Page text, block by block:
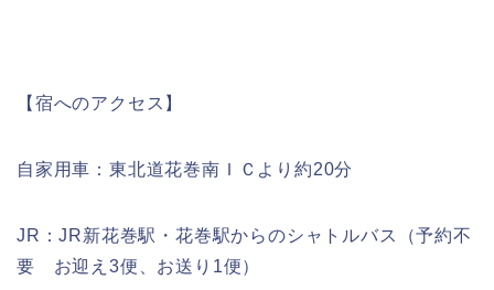
【宿へのアクセス】
自家用車：東北道花巻南ＩＣより約20分
JR：JR新花巻駅・花巻駅からのシャトルバス（予約不
要 お迎え3便、お送り1便）